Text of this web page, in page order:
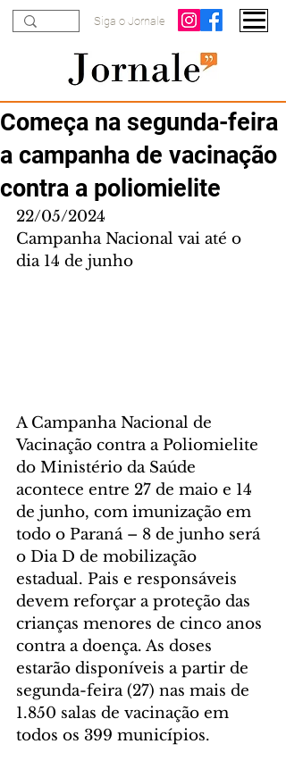
Siga o Jornale
Começa na segunda-feira
a campanha de vacinação
contra a poliomielite
22/05/2024
Campanha Nacional vai até o
dia 14 de junho
A Campanha Nacional de
Vacinação contra a Poliomielite
do Ministério da Saúde
acontece entre 27 de maio e 14
de junho, com imunização em
todo o Paraná – 8 de junho será
o Dia D de mobilização
estadual. Pais e responsáveis
devem reforçar a proteção das
crianças menores de cinco anos
contra a doença. As doses
estarão disponíveis a partir de
segunda-feira (27) nas mais de
1.850 salas de vacinação em
todos os 399 municípios.